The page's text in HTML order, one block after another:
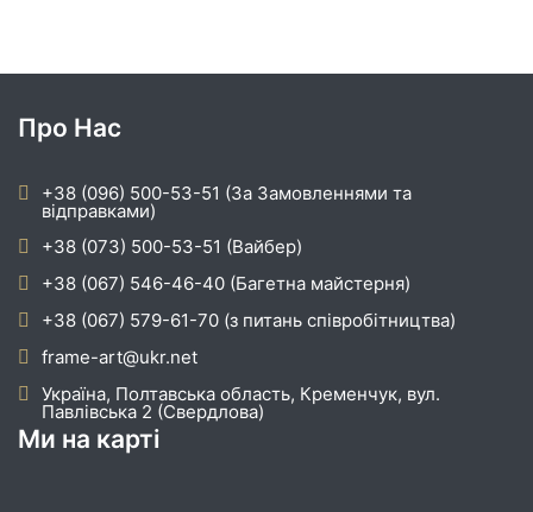
Про Нас
+38 (096) 500-53-51 (За Замовленнями та
відправками)
+38 (073) 500-53-51 (Вайбер)
+38 (067) 546-46-40 (Багетна майстерня)
+38 (067) 579-61-70 (з питань співробітництва)
frame-art@ukr.net
Україна, Полтавська область, Кременчук, вул.
Павлівська 2 (Свердлова)
Ми на карті